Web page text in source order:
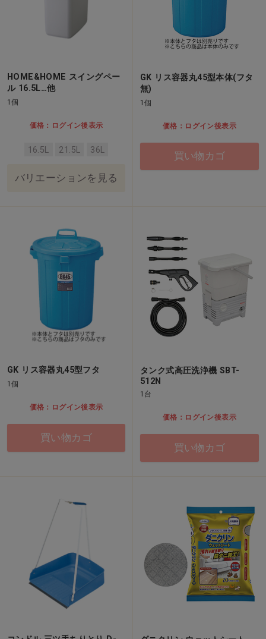
HOME&HOME スイングペー
ル 16.5L…他
1個
価格：ログイン後表示
16.5L 21.5L 36L
バリエーションを見る
GK リス容器丸45型本体(フタ
無)
1個
価格：ログイン後表示
買い物カゴ
GK リス容器丸45型フタ
1個
価格：ログイン後表示
買い物カゴ
タンク式高圧洗浄機 SBT-
512N
1台
価格：ログイン後表示
買い物カゴ